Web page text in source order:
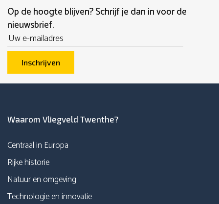
Op de hoogte blijven? Schrijf je dan in voor de
nieuwsbrief.
Email
Inschrijven
Waarom Vliegveld Twenthe?
Centraal in Europa
Rijke historie
Natuur en omgeving
Technologie en innovatie